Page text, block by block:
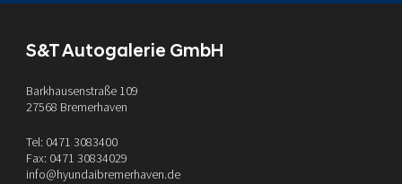
S&T Autogalerie GmbH
Barkhausenstraße 109
27568 Bremerhaven
Tel: 0471 3083400
Fax: 0471 30834029
info@hyundaibremerhaven.de